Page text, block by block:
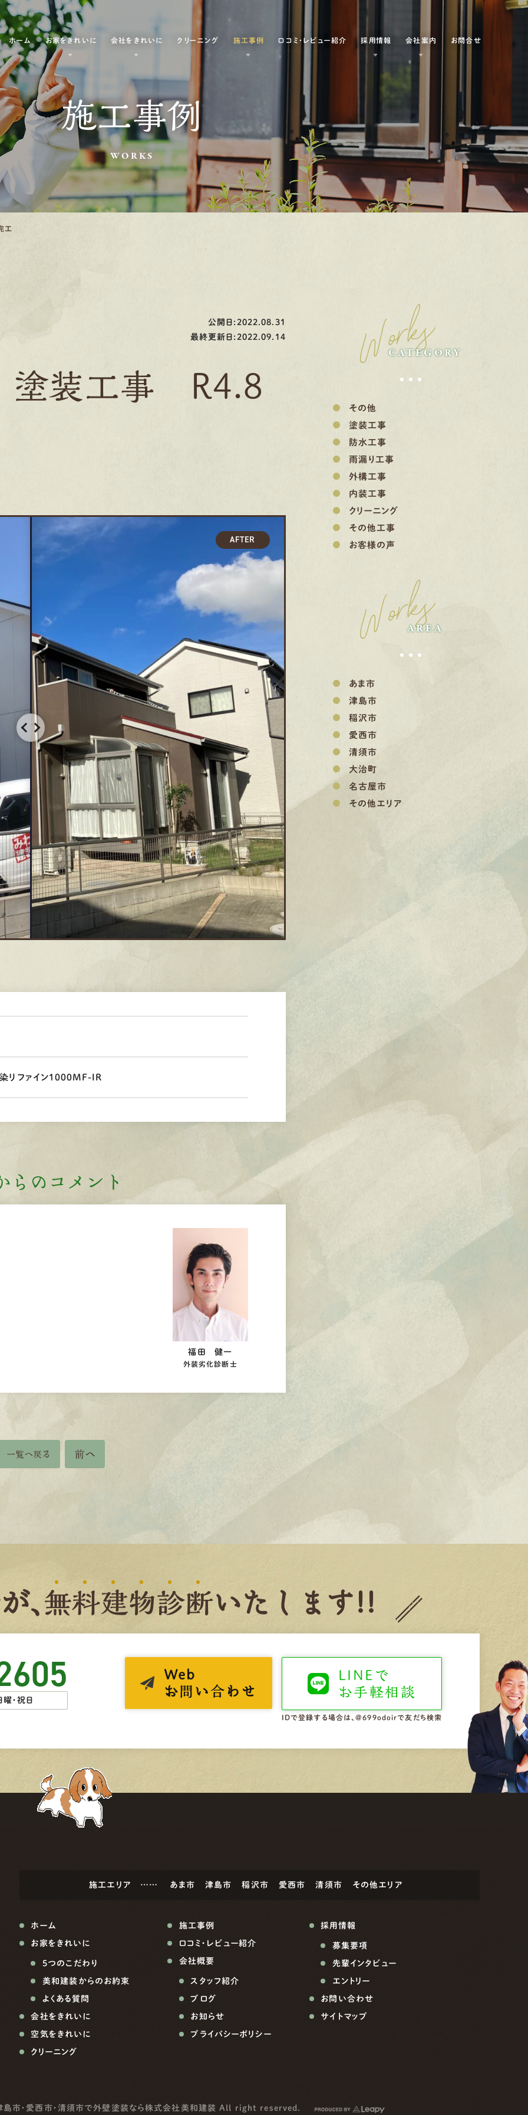
ホーム お家をきれいに 会社をきれいに クリーニング 施工事例 口コミ・レビュー紹介 採用情報 会社案内 お問合せ
施工事例
WORKS
工
公開日:2022.08.31
最終更新日:2022.09.14
装工事 R4.8
リファイン1000MF-IR
らのコメント
福田 健一
外装劣化診断士
一覧へ戻る 前へ
Works
CATEGORY
その他
塗装工事
防水工事
雨漏り工事
外構工事
内装工事
クリーニング
その他工事
お客様の声
Works
AREA
あま市
津島市
稲沢市
愛西市
清須市
大治町
名古屋市
その他エリア
が、 無料建物診断いたします!!
・祝日
Web
お問い合わせ
LINEで
お手軽相談
IDで登録する場合は、@699odoirで友だち検索
施工エリア …… あま市 津島市 稲沢市 愛西市 清須市 その他エリア
ホーム
お家をきれいに
5つのこだわり
美和建装からのお約束
よくある質問
会社をきれいに
空気をきれいに
クリーニング
施工事例
口コミ・レビュー紹介
会社概要
スタッフ紹介
ブログ
お知らせ
プライバシーポリシー
採用情報
募集要項
先輩インタビュー
エントリー
お問い合わせ
サイトマップ
島市・愛西市・清須市で外壁塗装なら株式会社美和建装 All right reserved.